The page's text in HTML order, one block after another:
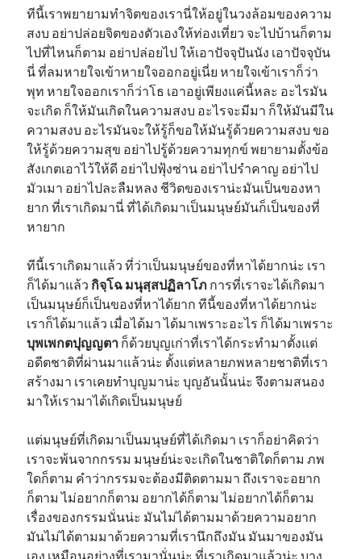
ทีนี้เราพยายามทำจิตของเรานี่ให้อยู่ในวงล้อมของความ
สงบ อย่าปล่อยจิตของตัวเองให้ท่องเที่ยว จะไปบ้านก็ตาม
ไปที่ไหนก็ตาม อย่าปล่อยไป ให้เอาปัจจุปันนัง เอาปัจจุบัน
นี่ ที่ลมหายใจเข้าหายใจออกอยู่เนี่ย หายใจเข้าเราก็ว่า
พุท หายใจออกเราก็ว่าโธ เอาอยู่เพียงแค่นี้หละ อะไรมัน
จะเกิด ก็ให้มันเกิดในความสงบ อะไรจะมีมา ก็ให้มันมีใน
ความสงบ อะไรมันจะให้รู้ก็ขอให้มันรู้ด้วยความสงบ ขอ
ให้รู้ด้วยความสุข อย่าไปรู้ด้วยความทุกข์ พยายามตั้งข้อ
สังเกตเอาไว้ให้ดี อย่าไปฟุ้งซ่าน อย่าไปรำคาญ อย่าไป
มัวเมา อย่าไปละลืมหลง ชีวิตของเราน่ะมันเป็นของหา
ยาก ที่เราเกิดมานี่ ที่ได้เกิดมาเป็นมนุษย์มันก็เป็นของที่
หายาก
ทีนี้เราเกิดมาแล้ว ที่ว่าเป็นมนุษย์ของที่หาได้ยากน่ะ เรา
ก็ได้มาแล้ว กิจฺโฉ มนุสฺสปฏิลาโภ การที่เราจะได้เกิดมา
เป็นมนุษย์ก็เป็นของที่หาได้ยาก ทีนี้ของที่หาได้ยากน่ะ
เราก็ได้มาแล้ว เมื่อได้มา ได้มาเพราะอะไร ก็ได้มาเพราะ
บุพเพกตปุญญตา ก็ด้วยบุญเก่าที่เราได้กระทำมาตั้งแต่
อดีตชาติที่ผ่านมาแล้วน่ะ ตั้งแต่หลายภพหลายชาติที่เรา
สร้างมา เราเคยทำบุญมาน่ะ บุญอันนั้นน่ะ จึงตามสนอง
มาให้เรามาได้เกิดเป็นมนุษย์
แต่มนุษย์ที่เกิดมาเป็นมนุษย์ที่ได้เกิดมา เราก็อย่าคิดว่า
เราจะพ้นจากกรรม มนุษย์น่ะจะเกิดในชาติใดก็ตาม ภพ
ใดก็ตาม คำว่ากรรมจะต้องมีติดตามมา ถึงเราจะอยาก
ก็ตาม ไม่อยากก็ตาม อยากได้ก็ตาม ไม่อยากได้ก็ตาม
เรื่องของกรรมนั่นน่ะ มันไม่ได้ตามมาด้วยความอยาก
มันไม่ได้ตามมาด้วยความที่เรานึกถึงมัน มันมาของมัน
เอง เหมือนอย่างที่เรามานั่นน่ะ ที่เราเกิดมาแล้วน่ะ บาง